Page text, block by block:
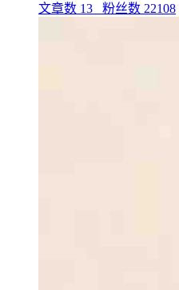
文章数 13 粉丝数 22108